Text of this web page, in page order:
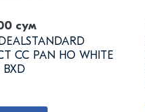
сум
CC PAN HO WHITE
BXD